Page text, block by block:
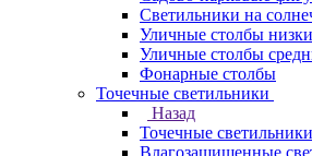
Светильники на
Уличные столбы
Уличные столбы
Фонарные столбы
Точечные светильники
Назад
Точечные светильники
Влагозащищенные